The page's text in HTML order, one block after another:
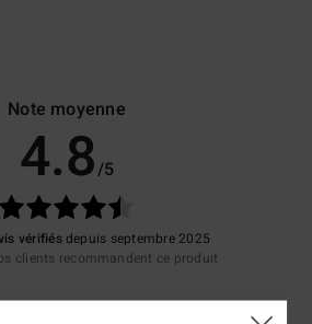
Note moyenne
4.8/5
vérifiésdepuis septembre 2025
clients recommandent ce produit